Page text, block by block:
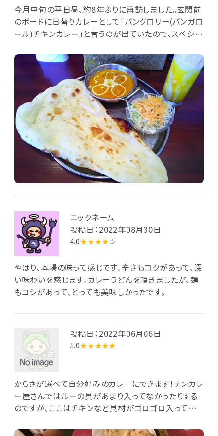
今月中旬の平日昼、約8年ぶりに再訪しました。玄関前
のボードに日替りカレーとして「バングロリー(バンガロ
ール)チキンカレー」と言うのが出ていたので、スペシャ
ライス・サラダ・9種のドリンクから1種)を注文する際、
この日替りカレー(中辛)を指定し、さらにナンとマンゴ
ーラッシーを選びました。カウンター席で待つこと10分
程で平盆とマンゴーラッシーのグラス到来。約13cm内
径のステンレス深皿にバングロリーチキンカレーが装
ってあります。このカレーは南印・バンガロール周辺で
食べられている、ココナッツミルクと青唐辛子等の香辛
料を利かせたクリーミーなチキンカレーだとか。鶏モモ
らしいゴロっとしたブロック肉が入っており、中辛なが
らココナッツ等の甘みも結構あって実に美味しい。主
食のナン(プレーン)は約35cm長x20cm幅の大きい1
スのお替りは有料でしたが、今は1回のみお替り無料と
のことで、焼き立て熱々のナンを追加し満腹になること
ができました。
ニックネーム
投稿日：2022年08月30日
4.0★★★★☆
やはり、本場の味って感じです。辛さもコクがあって、深
い味わいを感じます。カレーうどんを頂きましたが、麺
もコシがあって、とっても美味しかったです。
投稿日：2022年06月06日
5.0★★★★★
からさが選べて自分好みのカレーにできます！ナンカレ
ー屋さんではルーの具があまり入ってなかったりする
のですが、ここはチキンなど具材がゴロゴロ入ってて